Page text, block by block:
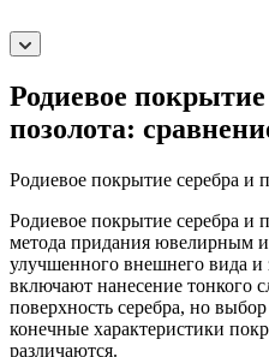
Родиевое покрытие
позолота:
Родиевое покрытие серебра и
Родиевое покрытие серебра и
метода придания ювелирным
улучшенного внешнего вида
включают нанесение тонкого
поверхность серебра, но
конечные характеристики
различаются.